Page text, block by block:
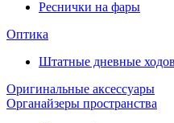
Реснички на фары
Оптика
Штатные дневные
Оригинальные аксессуары
Органайзеры пространства